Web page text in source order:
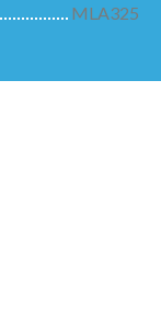
MLA325